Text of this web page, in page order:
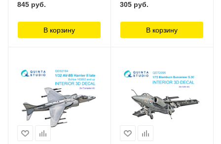
845 руб.
В корзину
305 руб.
В корзину